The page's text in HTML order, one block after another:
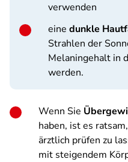
verwenden
eine dunkle
Strahlen der
Melaningehalt in
werden.
Wenn Sie
haben, ist es
ärztlich prüfen zu
mit steigendem